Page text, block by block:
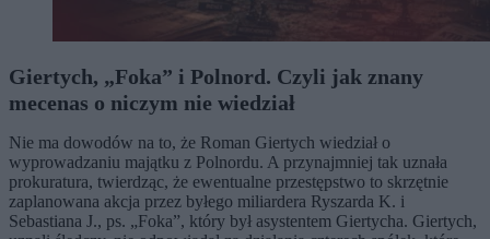
Giertych, „Foka” i Polnord. Czyli jak znany
mecenas o niczym nie wiedział
Nie ma dowodów na to, że Roman Giertych wiedział o
wyprowadzaniu majątku z Polnordu. A przynajmniej tak uznała
prokuratura, twierdząc, że ewentualne przestępstwo to skrzętnie
zaplanowana akcja przez byłego miliardera Ryszarda K. i
Sebastiana J., ps. „Foka”, który był asystentem Giertycha. Giertych,